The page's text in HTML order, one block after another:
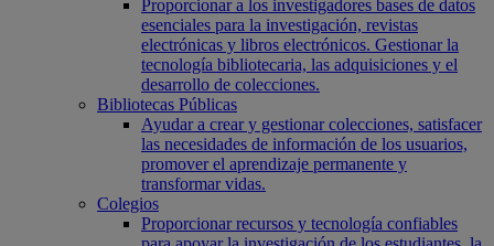
Proporcionar a los investigadores bases de datos
esenciales para la investigación, revistas
electrónicas y libros electrónicos. Gestionar la
tecnología bibliotecaria, las adquisiciones y el
desarrollo de colecciones.
Bibliotecas Públicas
Ayudar a crear y gestionar colecciones, satisfacer
las necesidades de información de los usuarios,
promover el aprendizaje permanente y
transformar vidas.
Colegios
Proporcionar recursos y tecnología confiables